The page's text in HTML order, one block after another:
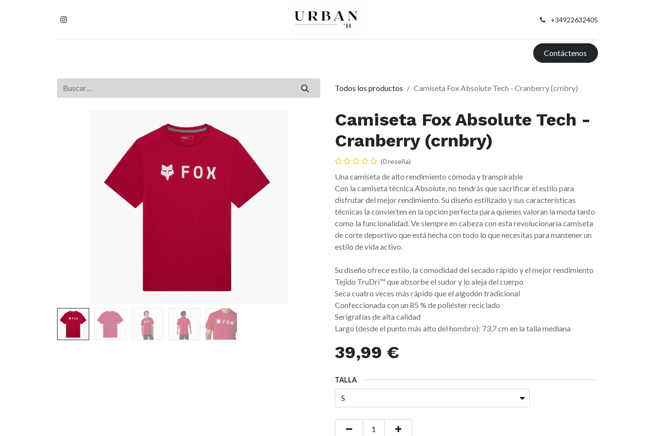
+34922632405
Contáctenos
Todos los productos Camiseta Fox Absolute Tech - Cranberry (crnbry)
Camiseta Fox Absolute Tech -
Cranberry (crnbry)
(0 reseña)
Una camiseta de alto rendimiento cómoda y transpirable
Con la camiseta técnica Absolute, no tendrás que sacrificar el estilo para
disfrutar del mejor rendimiento. Su diseño estilizado y sus características
técnicas la convierten en la opción perfecta para quienes valoran la moda tanto
como la funcionalidad. Ve siempre en cabeza con esta revolucionaria camiseta
de corte deportivo que está hecha con todo lo que necesitas para mantener un
estilo de vida activo.
Su diseño ofrece estilo, la comodidad del secado rápido y el mejor rendimiento
Tejido TruDri™ que absorbe el sudor y lo aleja del cuerpo
Seca cuatro veces más rápido que el algodón tradicional
Confeccionada con un 85 % de poliéster reciclado
Serigrafías de alta calidad
Largo (desde el punto más alto del hombro): 73,7 cm en la talla mediana
39,99 €
TALLA